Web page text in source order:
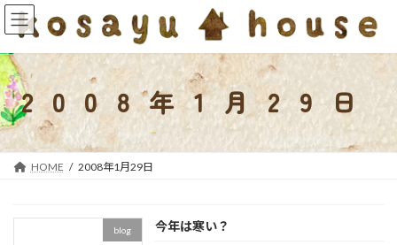
コ
ン
ン
ツ
へ
ス
キ
ッ
ナ
ビ
ー
シ
ョ
ン
に
移
2008年1月29日
HOME 2008年1月29日
blog 今年は寒い？